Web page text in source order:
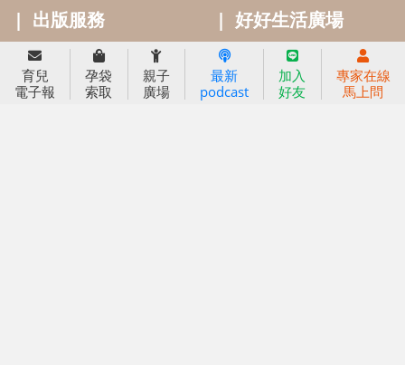
出版服務
信誼基金出版社
閱讀推廣
好好生活廣場
小太陽親子館
小太陽親子書房
育兒
電子報
孕袋
索取
親子
廣場
最新
podcast
加入
好友
專家在線
馬上問